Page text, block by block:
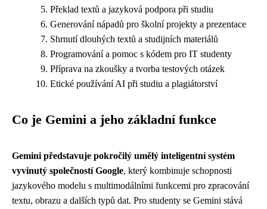
Překlad textů a jazyková podpora při studiu
Generování nápadů pro školní projekty a prezentace
Shrnutí dlouhých textů a studijních materiálů
Programování a pomoc s kódem pro IT studenty
Příprava na zkoušky a tvorba testových otázek
Etické používání AI při studiu a plagiátorství
Co je Gemini a jeho základní funkce
Gemini představuje pokročilý umělý inteligentní systém
vyvinutý společností Google, který kombinuje schopnosti
jazykového modelu s multimodálními funkcemi pro zpracování
textu, obrazu a dalších typů dat. Pro studenty se Gemini stává